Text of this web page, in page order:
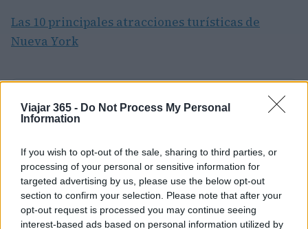
Viajar 365 - Do Not Process My Personal
Information
If you wish to opt-out of the sale, sharing to third parties, or
processing of your personal or sensitive information for
targeted advertising by us, please use the below opt-out
section to confirm your selection. Please note that after your
opt-out request is processed you may continue seeing
interest-based ads based on personal information utilized by
Las 10 principales atracciones turísticas de
Nueva York
Redacción Viajar365.com